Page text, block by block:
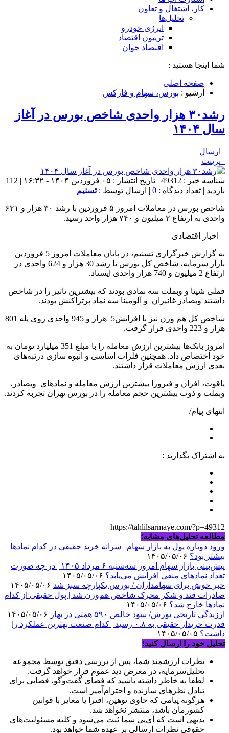
کار، اشتغال و تعاون
تحلیل‌ها
انرژی خودرو
تریبون اقتصاد
اقتصاد جوان
شما اینجا هستید :
صفحه اصلی
آرشیو : بورس، سهام و فارکس
رشد۳۰ هزار واحدی شاخص بورس در آغاز
سال ۱۴۰۴
ارسال
پرینت
شناسه خبر : 49312 | تاریخ انتشار : ۰۵ فروردین ۱۴۰۴ - ۱۶:۳۲ | 112
بازدید | تعداد دیدگاه : 0 | ارسال توسط :تسنیم
شاخص بورس در معاملات امروز ۵ فروردین با رشد ۳۰ هزار و ۶۲۱
واحدی به ارتفاع ۲ میلیون و ۷۴۰ هزار واحد رسید.
– اخبار اقتصادی –
به گزارش خبرگزاری تسنیم، در پایان معاملات امروز 5 فروردین
بازار سرمایه، شاخص کل بورس با رشد 30 هزار و 624 واحدی در
ارتفاع 2 میلیون و 740 هزار واحدی ایستاد.
فملی شپنا و وبملت سه نمادی بودند که بیشترین تاثیر را در شاخص
داشتند وبصادر غانیزان و آلومینا سه نماد پرتراکنش بودند.
شاخص کل هم وزن نیز با افزایش5 هزار و 945 واحدی روی پله 801
هزار و 223 واحدی قرار گرفت.
امروز بانک‌ها بیشترین ارزش معامله را با مبلغ 351 میلیارد تومان به
خود اختصاص داد. همچنین فلزات اساسی و انبوه سازی درتبه‌های
بعدی ارزش معاملات قرار داشتند.
یاقوت، افران و فیروزا بیشترین ارزش معامله و نماد‌های وبصادر،
وبملت و ذوب بیشترین حجم معامله را در بورس تهران تجربه کردند.
انتهای پیام/
به اشتراک بگذارید :
https://tahlilsarmaye.com/?p=49312
مطالعه تحلیل‌های مشابه؛
ورود دوباره پول به بازار سهام | سرانه خرید حقیقی در کدام نماد‌ها
بیشتر بود؟
پیش‌بینی بازار سهام امروز سه‌شنبه ۶ مرداد ۱۴۰۵ | در چه صورت
تعداد نماد‌های منفی افزایش می‌یابد؟
خبر خوش برای سهامداران / بورس یکپارچه سبز شد
صادرات قند و شکر محرک شاخص هم‌وزن شد | پول حقیقی از کدام
نماد‌ها خارج شد؟
ارزندگی تاریخی بورس/ سود خالص ۵۹۰ همتی در بهار
قدرت خریدار حقیقی به ۰.۸ رسید | کدام صنعت بهترین عملکرد را
داشت؟
تحلیل خود را ارسال کنید!
نظرات ارزشمند شما، پس از بررسی دقیق توسط مجموعه
تحلیل‌سرمایه، در معرض دید عموم قرار خواهد گرفت.
لطفا به خاطر داشته باشید که فضای گفت‌وگو، فضایی برای
تبادل نظرهای سازنده و احترام‌آمیز است.
هرگونه پیامی که حاوی توهین، افترا یا مغایر با قوانین
کشورمان باشد، منتشر نخواهد شد.
بدیهی است که آی‌پی شما ثبت می‌شود و کلیه مسئولیت‌های
حقوقی نظرات ارسالی بر عهده شما خواهد بود.